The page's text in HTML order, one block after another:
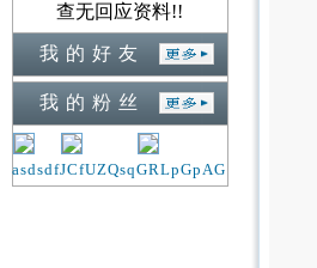
查无回应资料!!
我 的 好 友
我 的 粉 丝
asdsdfJCfUZQsqGRLpGpAG